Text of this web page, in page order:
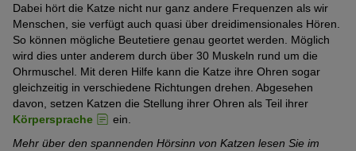
Dabei hört die Katze nicht nur ganz andere Frequenzen als wir
Menschen, sie verfügt auch quasi über dreidimensionales Hören.
So können mögliche Beutetiere genau geortet werden. Möglich
wird dies unter anderem durch über 30 Muskeln rund um die
Ohrmuschel. Mit deren Hilfe kann die Katze ihre Ohren sogar
gleichzeitig in verschiedene Richtungen drehen. Abgesehen
davon, setzen Katzen die Stellung ihrer Ohren als Teil ihrer
Körpersprache
ein.
Mehr über den spannenden Hörsinn von Katzen lesen Sie im